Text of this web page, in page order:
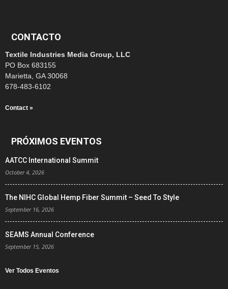
CONTACTO
Textile Industries Media Group, LLC
PO Box 683155
Marietta, GA 30068
678-483-6102
Contact »
PRÓXIMOS EVENTOS
AATCC International Summit
October 4, 2026
The NIHC Global Hemp Fiber Summit – Seed To Style
September 16, 2026
SEAMS Annual Conference
September 15, 2026
Ver Todos Eventos